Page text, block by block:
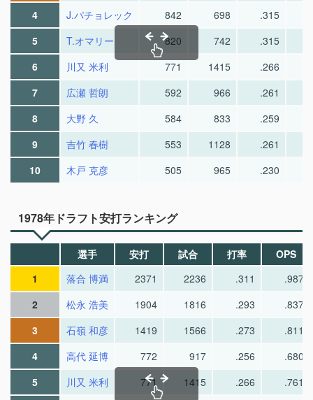
4
J.パチョレック 842 698 .315
5
T.オマリー 820 742 .315
6
川又 米利 771 1415 .266
7
広瀬 哲朗 592 966 .261
8
大野 久 584 833 .259
9
吉竹 春樹 553 1128 .261
10
木戸 克彦 505 965 .230
1978年ドラフト安打ランキング
選手 安打 試合 打率
OPS
1
落合 博満 2371 2236 .311
.987
2
松永 浩美 1904 1816 .293
.837
3
石嶺 和彦 1419 1566 .273
.811
4
高代 延博 772 917 .256
.680
5
川又 米利 771 1415 .266
.761